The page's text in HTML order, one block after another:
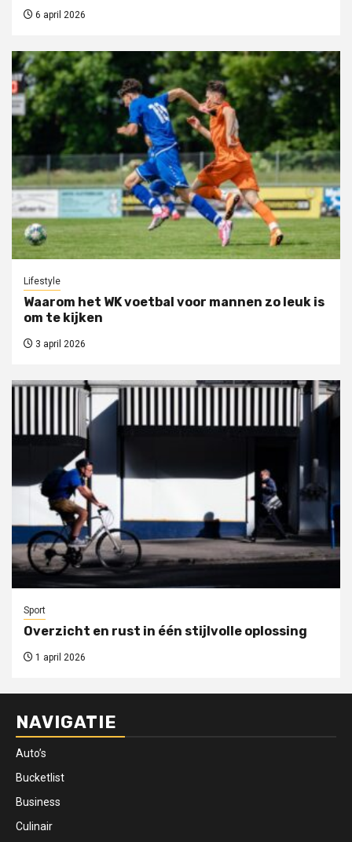
6 april 2026
Lifestyle
Waarom het WK voetbal voor mannen zo leuk is
om te kijken
3 april 2026
Sport
Overzicht en rust in één stijlvolle oplossing
1 april 2026
NAVIGATIE
Auto’s
Bucketlist
Business
Culinair